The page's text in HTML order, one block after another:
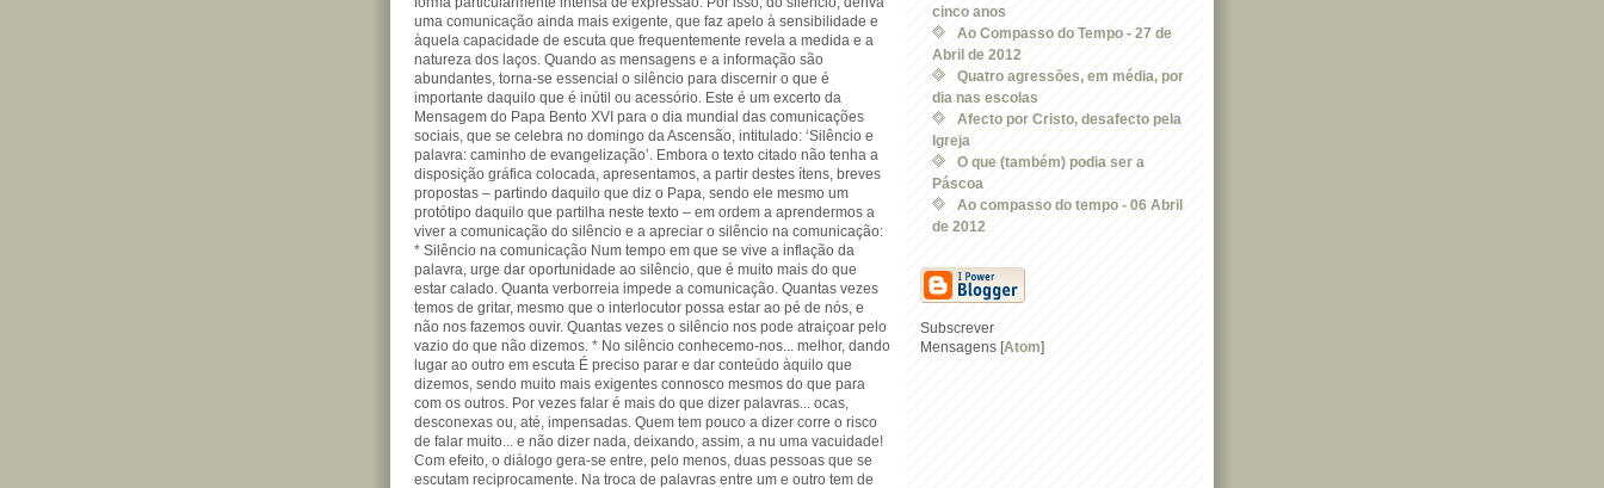
uma comunicação ainda mais exigente, que faz apelo à sensibilidade e
àquela capacidade de escuta que frequentemente revela a medida e a
natureza dos laços. Quando as mensagens e a informação são
abundantes, torna-se essencial o silêncio para discernir o que é
importante daquilo que é inútil ou acessório. Este é um excerto da
Mensagem do Papa Bento XVI para o dia mundial das comunicações
sociais, que se celebra no domingo da Ascensão, intitulado: ‘Silêncio e
palavra: caminho de evangelização’. Embora o texto citado não tenha a
disposição gráfica colocada, apresentamos, a partir destes ítens, breves
propostas – partindo daquilo que diz o Papa, sendo ele mesmo um
protótipo daquilo que partilha neste texto – em ordem a aprendermos a
viver a comunicação do silêncio e a apreciar o silêncio na comunicação:
* Silêncio na comunicação Num tempo em que se vive a inflação da
palavra, urge dar oportunidade ao silêncio, que é muito mais do que
estar calado. Quanta verborreia impede a comunicação. Quantas vezes
temos de gritar, mesmo que o interlocutor possa estar ao pé de nós, e
não nos fazemos ouvir. Quantas vezes o silêncio nos pode atraiçoar pelo
vazio do que não dizemos. * No silêncio conhecemo-nos... melhor, dando
lugar ao outro em escuta É preciso parar e dar conteúdo àquilo que
dizemos, sendo muito mais exigentes connosco mesmos do que para
com os outros. Por vezes falar é mais do que dizer palavras... ocas,
desconexas ou, até, impensadas. Quem tem pouco a dizer corre o risco
de falar muito... e não dizer nada, deixando, assim, a nu uma vacuidade!
Com efeito, o diálogo gera-se entre, pelo menos, duas pessoas que se
escutam reciprocamente. Na troca de palavras entre um e outro tem de
cinco anos
Ao Compasso do Tempo - 27 de
Abril de 2012
Quatro agressões, em média, por
dia nas escolas
Afecto por Cristo, desafecto pela
Igreja
O que (também) podia ser a
Páscoa
Ao compasso do tempo - 06 Abril
de 2012
Subscrever
Mensagens [Atom]